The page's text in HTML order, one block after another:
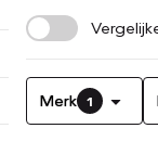
Merk 1